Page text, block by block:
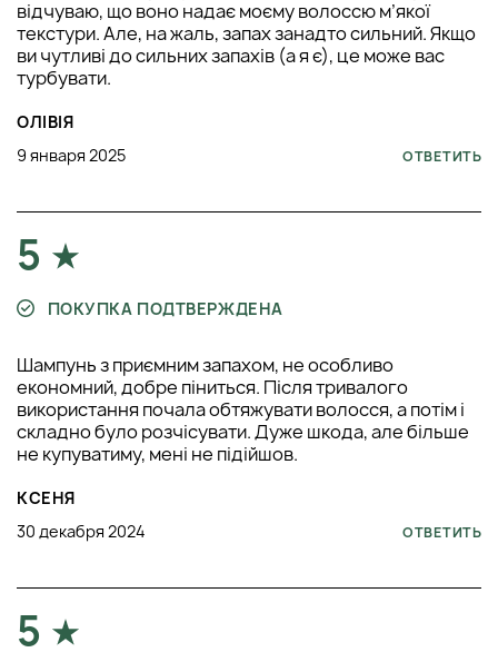
відчуваю, що воно надає моєму волоссю м’якої
текстури. Але, на жаль, запах занадто сильний. Якщо
ви чутливі до сильних запахів (а я є), це може вас
турбувати.
ОЛІВІЯ
9 января 2025
ОТВЕТИТЬ
5
ПОКУПКА ПОДТВЕРЖДЕНА
Шампунь з приємним запахом, не особливо
економний, добре піниться. Після тривалого
використання почала обтяжувати волосся, а потім і
складно було розчісувати. Дуже шкода, але більше
не купуватиму, мені не підійшов.
КСЕНЯ
30 декабря 2024
ОТВЕТИТЬ
5